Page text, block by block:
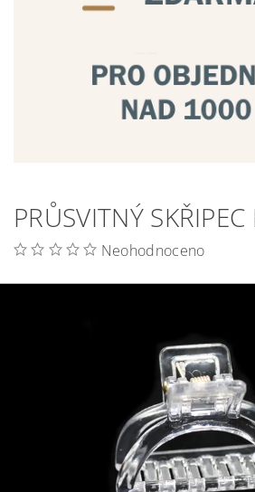
PRŮSVITNÝ
Neohodnoceno